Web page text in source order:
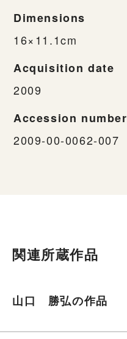
Dimensions
16×11.1cm
Acquisition date
2009
Accession number
2009-00-0062-007
関連所蔵作品
山口 勝弘の作品